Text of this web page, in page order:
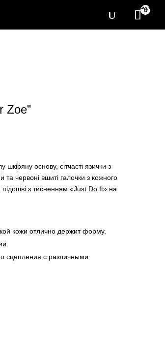
0
Zoe”
основу, сітчасті язички з
та червоні вшиті галочки з кожного
підошві з тисненням «Just Do It» на
кожи отлично держит форму.
сцепления с различными